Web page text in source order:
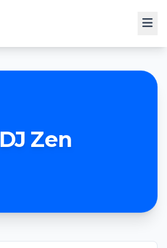
DJ Zen